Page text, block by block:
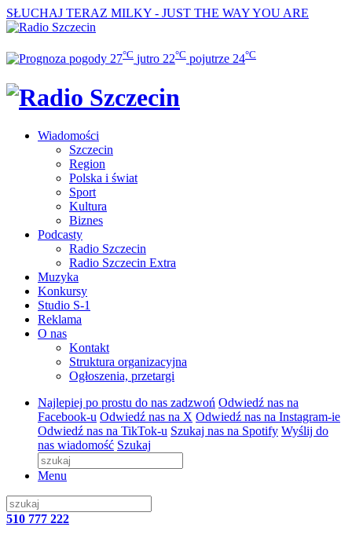
SŁUCHAJ TERAZ MILKY - JUST THE WAY YOU ARE
27°C jutro 22°C pojutrze 24°C
Wiadomości
Szczecin
Region
Polska i świat
Sport
Kultura
Biznes
Podcasty
Radio Szczecin
Radio Szczecin Extra
Muzyka
Konkursy
Studio S-1
Reklama
O nas
Kontakt
Struktura organizacyjna
Ogłoszenia, przetargi
Najlepiej po prostu do nas zadzwoń Odwiedź nas na
Facebook-u Odwiedź nas na X Odwiedź nas na Instagram-ie
Odwiedź nas na TikTok-u Szukaj nas na Spotify Wyślij do
nas wiadomość Szukaj
Menu
510 777 222